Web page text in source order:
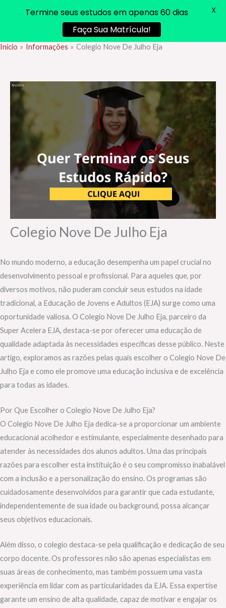
Ir
conteúdo
Início Informações Colegio Nove De Julho Eja
Colegio Nove De Julho Eja
No mundo moderno, a educação desempenha um papel crucial no
desenvolvimento pessoal e profissional. Para aqueles que, por
diversos motivos, não puderam concluir seus estudos na idade
tradicional, a Educação de Jovens e Adultos (EJA) surge como uma
oportunidade valiosa. O Colegio Nove De Julho Eja, parceiro da
Super Acelera EJA, destaca-se por oferecer uma educação de
qualidade adaptada às necessidades específicas desse público. Neste
artigo, exploramos as razões pelas quais escolher o Colegio Nove De
Julho Eja e como ele promove uma educação inclusiva e de excelência
para todas as idades.
Por Que Escolher o Colegio Nove De Julho Eja?
O Colegio Nove De Julho Eja dedica-se a proporcionar um ambiente
educacional acolhedor e estimulante, especialmente desenhado para
atender às necessidades dos alunos adultos. Uma das principais
razões para escolher esta instituição é o seu compromisso inabalável
com a inclusão e a personalização do ensino. Os programas são
cuidadosamente desenvolvidos para garantir que cada estudante,
independentemente de sua idade ou background, possa alcançar
seus objetivos educacionais.
Além disso, o colegio destaca-se pela qualificação e dedicação de seu
corpo docente. Os professores não são apenas especialistas em
suas áreas de conhecimento, mas também possuem uma vasta
experiência em lidar com as particularidades da EJA. Essa expertise
garante um ensino de alta qualidade, capaz de motivar e engajar os
Termine seus estudos em apenas 60 dias
Faça Sua Matrícula!
X